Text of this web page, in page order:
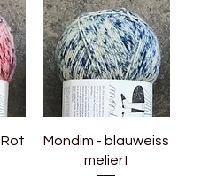
Rot
Mondim - blauweiss
meliert